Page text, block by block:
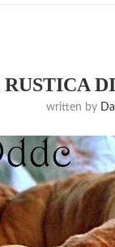
written by